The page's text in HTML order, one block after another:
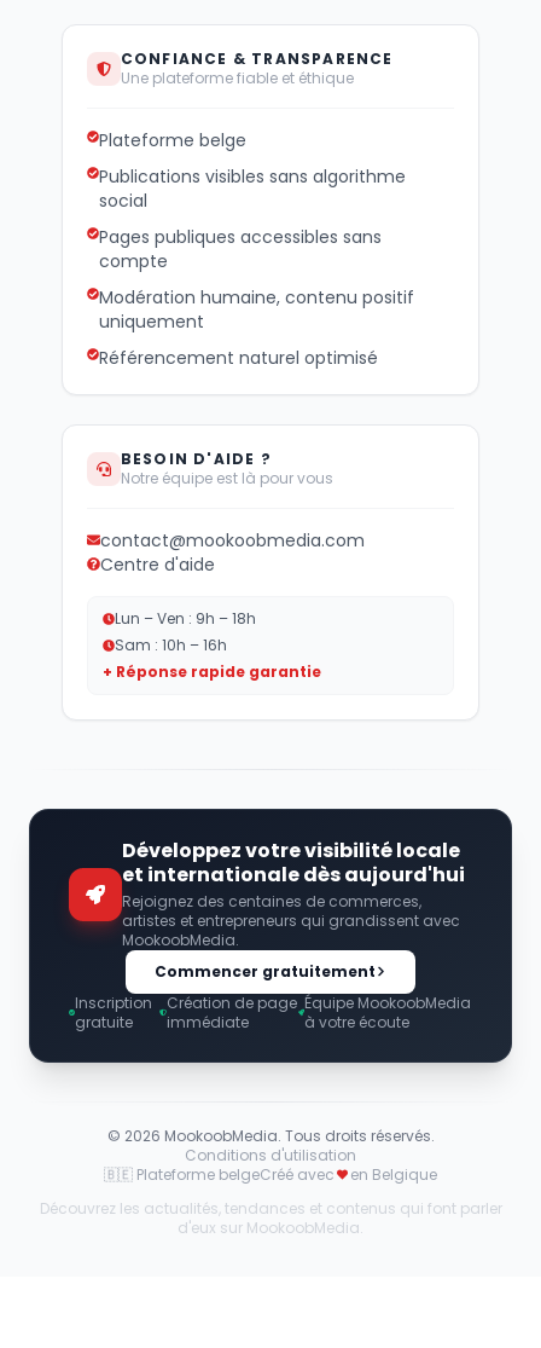
CONFIANCE & TRANSPARENCE
Une plateforme fiable et éthique
Plateforme belge
Publications visibles sans algorithme
social
Pages publiques accessibles sans
compte
Modération humaine, contenu positif
uniquement
Référencement naturel optimisé
BESOIN D'AIDE ?
Notre équipe est là pour vous
contact@mookoobmedia.com
Centre d'aide
Lun – Ven : 9h – 18h
Sam : 10h – 16h
+ Réponse rapide garantie
Développez votre visibilité locale
et internationale dès aujourd'hui
Rejoignez des centaines de commerces,
artistes et entrepreneurs qui grandissent avec
MookoobMedia.
Commencer gratuitement
Inscription
gratuite
Création de page
immédiate
Équipe MookoobMedia
à votre écoute
© 2026 MookoobMedia. Tous droits réservés.
Conditions d'utilisation
🇧🇪 Plateforme belgeCréé avec
en Belgique
Découvrez les actualités, tendances et contenus qui font parler
d'eux sur MookoobMedia.